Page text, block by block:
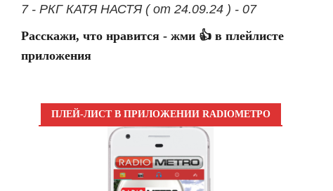
7 - РКГ КАТЯ НАСТЯ ( от 24.09.24 ) - 07
Расскажи, что нравится - жми 👍 в плейлисте
приложения
ПЛЕЙ-ЛИСТ В ПРИЛОЖЕНИИ RADIOМЕТРО